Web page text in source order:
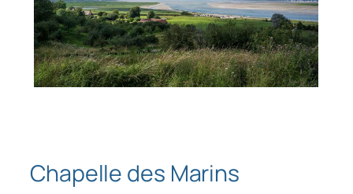
Chapelle des Marins